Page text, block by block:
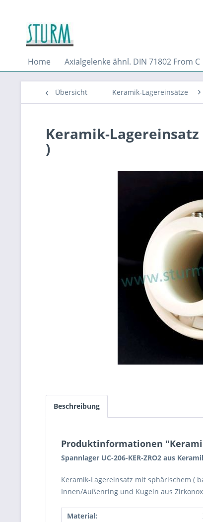
Home Axialgelenke ähnl. DIN 71802 From C
Übersicht Keramik-Lagereinsätze
Keramik-Lagereinsatz
)
Beschreibung
Produktinformationen
Spannlager UC-206-KER-ZRO2 aus
Keramik-Lagereinsatz mit sphärischem (
Innen/Außenring und Kugeln aus
Material: